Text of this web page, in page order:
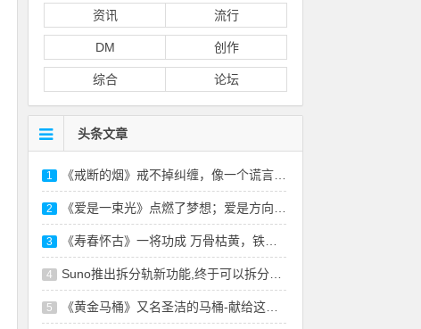
资讯 流行
DM 创作
综合 论坛
头条文章
1 《戒断的烟》戒不掉纠缠，像一个谎言-本站原
2 《爱是一束光》点燃了梦想；爱是方向，照亮远方
3 《寿春怀古》一将功成 万骨枯黄，铁衣化尘 风
4 Suno推出拆分轨新功能,终于可以拆分轨了!音
5 《黄金马桶》又名圣洁的马桶-献给这个淤堵